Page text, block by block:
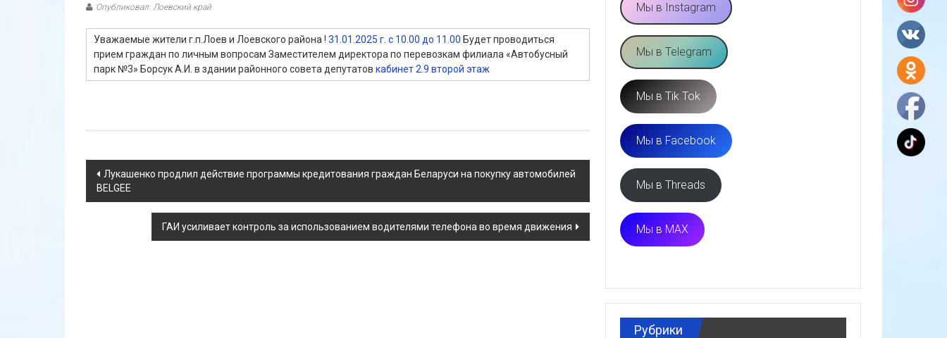
Опубликовал: Лоевский край
Уважаемые жители г.п.Лоев и Лоевского района ! 31.01.2025 г. с 10.00 до 11.00 Будет проводиться
прием граждан по личным вопросам Заместителем директора по перевозкам филиала «Автобусный
парк №3» Борсук А.И. в здании районного совета депутатов кабинет 2.9 второй этаж
Навигация
по
записям
Лукашенко продлил действие программы кредитования граждан Беларуси на покупку автомобилей
BELGEE
ГАИ усиливает контроль за использованием водителями телефона во время движения
Мы в Instagram
Мы в Telegram
Мы в Tik Tok
Мы в Facebook
Мы в Threads
Мы в MAX
Рубрики